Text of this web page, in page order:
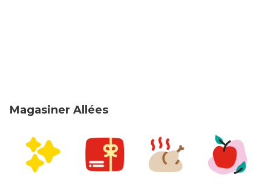
Magasiner Allées